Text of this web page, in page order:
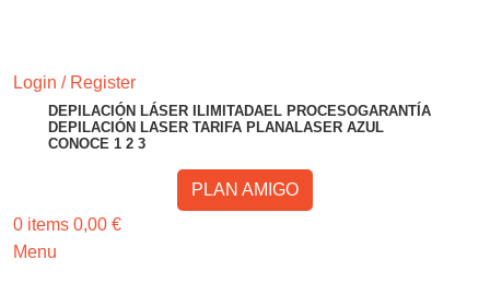
Login / Register
DEPILACIÓN LÁSER ILIMITADAEL PROCESOGARANTÍA
DEPILACIÓN LASER TARIFA PLANALASER AZUL
CONOCE 1 2 3
PLAN AMIGO
0 items 0,00 €
Menu